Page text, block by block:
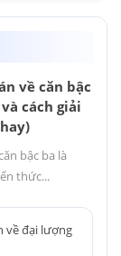
về căn bậc
cách giải
bậc ba là
thức...
về đại lượng